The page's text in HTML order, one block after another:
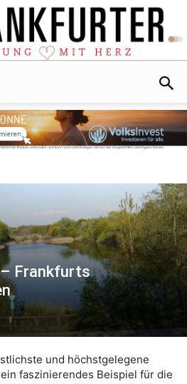
– Frankfurts
und höchstgelegene
faszinierendes Beispiel für die